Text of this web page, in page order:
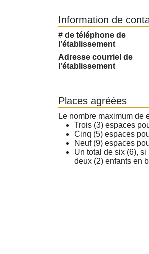
Information de
# de téléphone de
l’établissement
Adresse courriel de
l’établissement
Places agréées
Le nombre maximum de
Trois (3) espaces
Cinq (5) espaces
Neuf (9) espaces
Un total de six (6),
deux (2) enfants en